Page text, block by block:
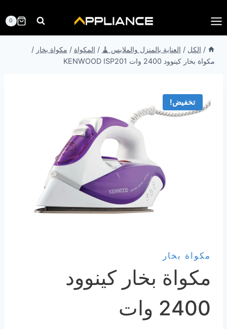
إلى
المحتوى
0
/ الكل / العناية بالمنزل والملابس 🧹 / المكواة / مكواة بخار /
مكواة بخار كينوود 2400 وات KENWOOD ISP201
تخفيض!
مكواة بخار
مكواة بخار كينوود
2400 وات